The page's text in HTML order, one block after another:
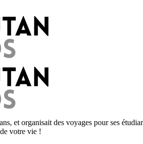
et organisait des voyages pour ses
votre vie !